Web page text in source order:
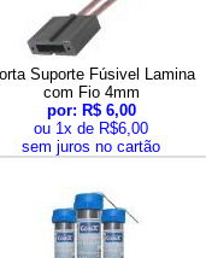
Suporte Fúsivel Lamina
com Fio 4mm
por: R$ 6,00
ou 1x de R$6,00
sem juros no cartão